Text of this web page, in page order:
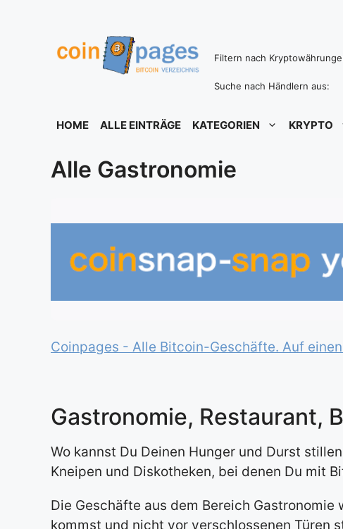
Filtern nach
Suche nach Händlern aus:
HOME ALLE EINTRÄGE KATEGORIEN KRYPTO
Alle Gastronomie
Coinpages - Alle Bitcoin-Geschäfte. Auf
Gastronomie, Restaurant,
Wo kannst Du Deinen Hunger und Durst
Kneipen und Diskotheken, bei denen Du mit
Die Geschäfte aus dem Bereich
kommst und nicht vor verschlossenen Türen